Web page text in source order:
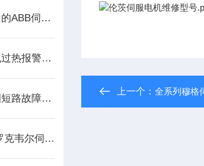
工业设备运维中的ABB伺服电机维修要点探析
艾默生伺服电机过热报警故障处理方法 | 专业维修注意事项大全
西门子马达线圈短路故障原因及SIEMENS伺服电机使用避坑要点
高效率检修AB罗克韦尔伺服马达三大类故障
上一个：全系列穆格